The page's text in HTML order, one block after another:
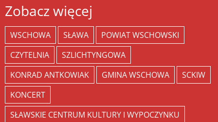
Zobacz więcej
WSCHOWA SŁAWA
POWIAT WSCHOWSKI
CZYTELNIA
SZLICHTYNGOWA
KONRAD ANTKOWIAK
GMINA WSCHOWA
SCKIW
KONCERT
SŁAWSKIE CENTRUM KULTURY I WYPOCZYNKU